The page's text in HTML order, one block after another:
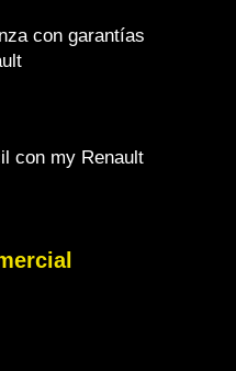
con garantías
con my Renault